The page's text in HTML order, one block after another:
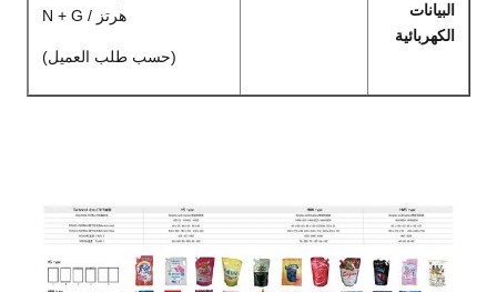
البيانات
الكهربائية
هرتز / N + G
(حسب طلب العميل)